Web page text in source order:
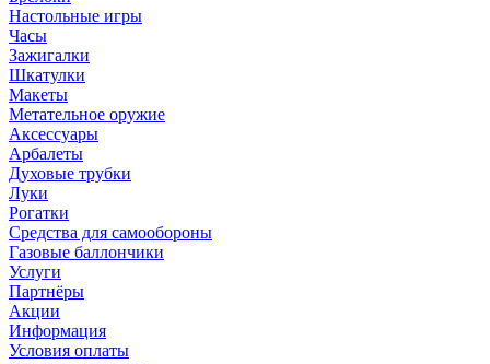
Настольные игры
Часы
Зажигалки
Шкатулки
Макеты
Метательное оружие
Аксессуары
Арбалеты
Духовые трубки
Луки
Рогатки
Средства для самообороны
Газовые баллончики
Услуги
Партнёры
Акции
Информация
Условия оплаты